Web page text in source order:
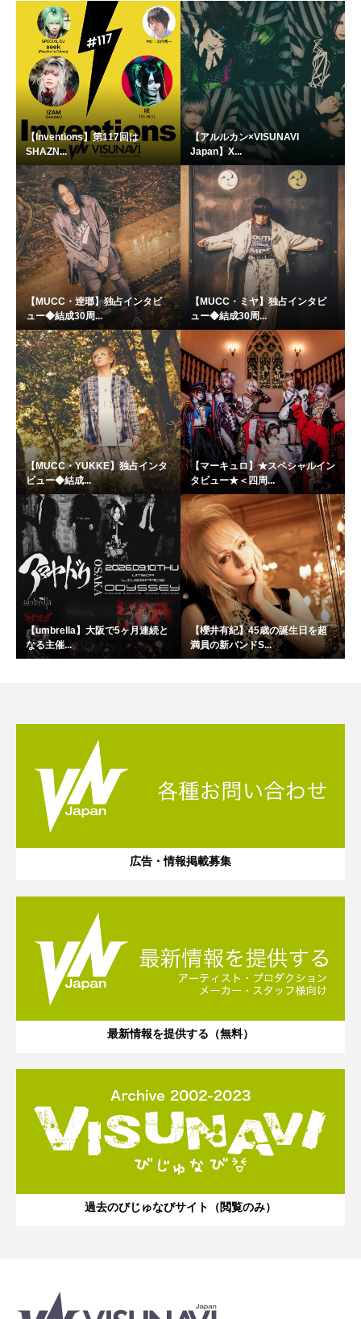
【Inventions】第117回は
SHAZN...
【アルルカン×VISUNAVI
Japan】X...
【MUCC・逹瑯】独占インタビ
ュー◆結成30周...
【MUCC・ミヤ】独占インタビ
ュー◆結成30周...
【MUCC・YUKKE】独占インタ
ビュー◆結成...
【マーキュロ】★スペシャルイン
タビュー★＜四周...
【umbrella】大阪で5ヶ月連続と
なる主催...
【櫻井有紀】45歳の誕生日を超
満員の新バンドS...
広告・情報掲載募集
最新情報を提供する（無料）
過去のびじゅなびサイト（閲覧のみ）